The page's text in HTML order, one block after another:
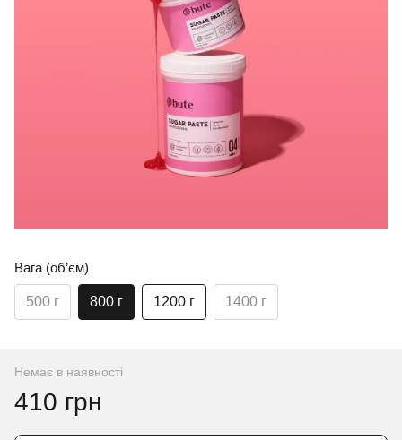
Вага (об’єм)
500 г 800 г 1200 г 1400 г
Немає в наявності
410 грн